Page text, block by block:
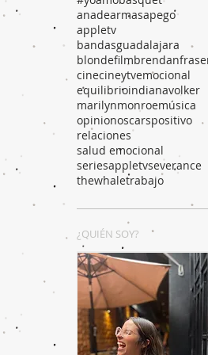
anadearmasapego
appletv
bandasguadalajara
blondefilm
cinecineytvemocional
equilibrioindianavolker
marilynmonroemúsica
opinionoscarspositivo
relaciones
salud emocional
seriesappletvseverance
thewhaletrabajo
¿QUIÉN SOY?